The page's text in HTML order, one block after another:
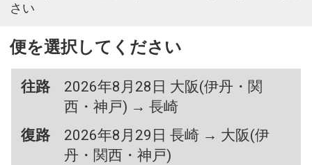
さい
便を選択してください
往路
2026年8月28日 大阪(伊丹・関
西・神戸) → 長崎
復路
2026年8月29日 長崎 → 大阪(伊
丹・関西・神戸)